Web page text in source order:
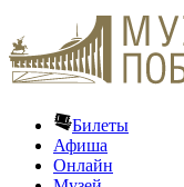
Билеты
Афиша
Онлайн